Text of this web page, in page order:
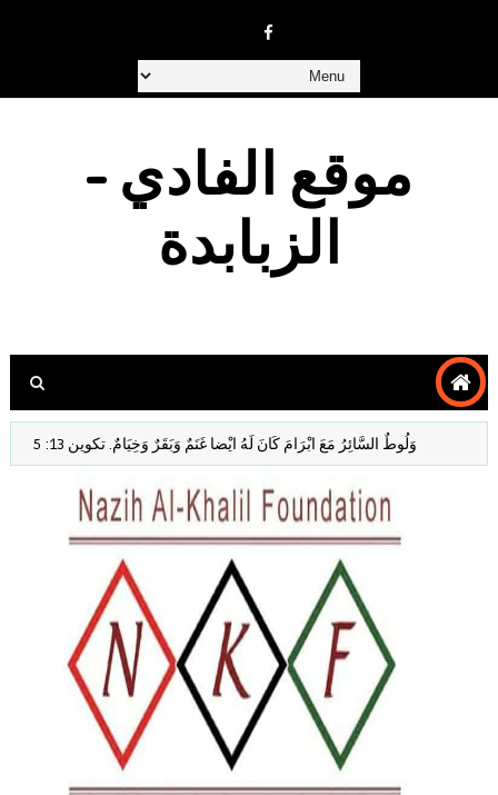
موقع الفادي -
الزبابدة
وَلُوطٌ السَّائِرُ مَعَ ابْرَامَ كَانَ لَهُ ايْضا غَنَمٌ وَبَقَرٌ وَخِيَامٌ. تكوين 13: 5